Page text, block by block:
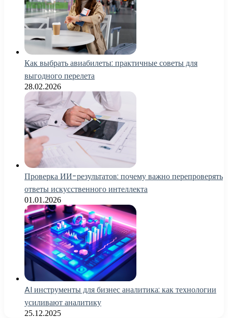
Как выбрать авиабилеты: практичные советы для
выгодного перелета
28.02.2026
Проверка ИИ-результатов: почему важно перепроверять
ответы искусственного интеллекта
01.01.2026
AI инструменты для бизнес аналитика: как технологии
усиливают аналитику
25.12.2025